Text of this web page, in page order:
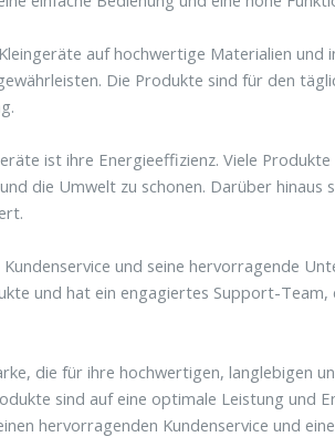
auf hochwertige Materialien und
Die Produkte sind für den
ist ihre Energieeffizienz. Viele
die Umwelt zu schonen. Darüber hinaus
und seine hervorragende
und hat ein engagiertes Support-
die für ihre hochwertigen, langlebigen
sind auf eine optimale Leistung und
hervorragenden Kundenservice und